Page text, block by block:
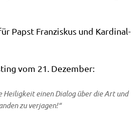
Papst Fran­zis­kus und Kar­di­nal­
vom 21. Dezember:
Hei­lig­keit einen Dia­log über die Art und
zu verjagen!“